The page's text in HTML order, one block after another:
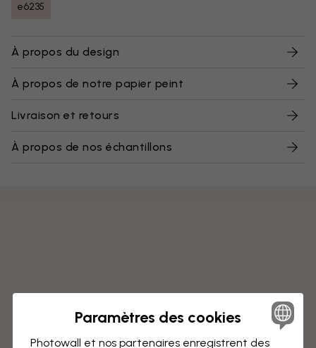
e6235
À propos du design
À propos de notre papier peint
Livraison et retours
À propos de nos échantillons
Paramètres des cookies
Photowall et nos partenaires enregistrent des